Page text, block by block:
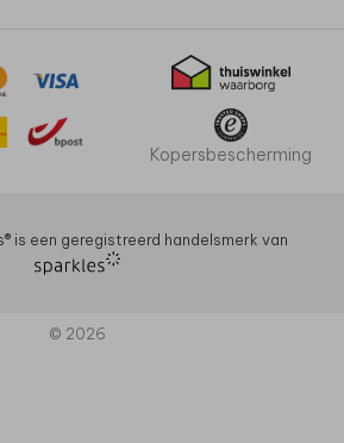
Kopersbescherming
is een geregistreerd handelsmerk van
© 2026